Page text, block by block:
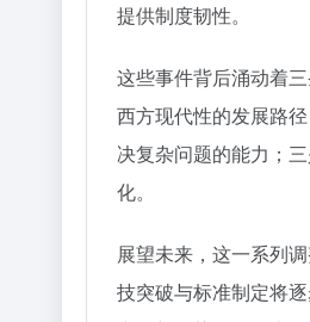
提供制度韧性。
这些事件背后涌动着
西方现代性的发展路
决复杂问题的能力；
化。
展望未来，这一系列
技突破与标准制定将